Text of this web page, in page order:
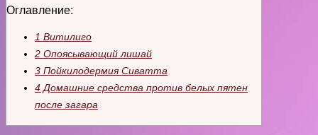
Оглавление:
1 Витилиго
2 Опоясывающий лишай
3 Пойкилодермия Сиватта
4 Домашние средства против белых пятен
после загара